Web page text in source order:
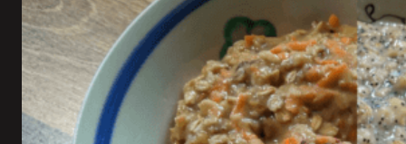
klientów
Mastodona
dla
Androida